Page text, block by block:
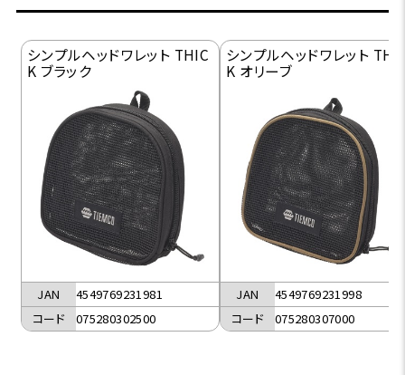
シンプルヘッドワレット THIC
K ブラック
JAN
4549769231981
コード
075280302500
シンプルヘッドワレット
K オリーブ
JAN
4549769231998
コード
075280307000